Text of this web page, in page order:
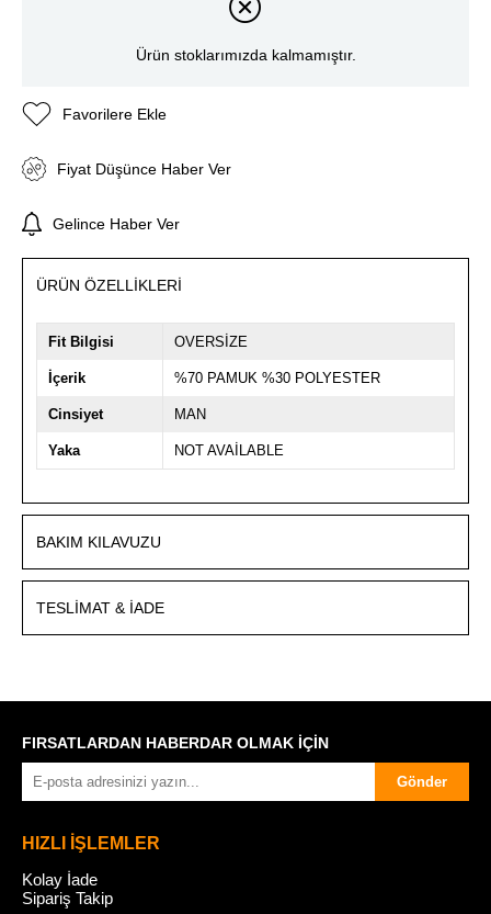
Ürün stoklarımızda kalmamıştır.
Favorilere Ekle
Fiyat Düşünce Haber Ver
Gelince Haber Ver
ÜRÜN ÖZELLIKLERI
Fit Bilgisi OVERSİZE
İçerik %70 PAMUK %30 POLYESTER
Cinsiyet MAN
Yaka NOT AVAİLABLE
BAKIM KILAVUZU
TESLIMAT & İADE
FIRSATLARDAN HABERDAR OLMAK İÇİN
Gönder
HIZLI İŞLEMLER
Kolay İade
Sipariş Takip